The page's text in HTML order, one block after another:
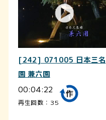
[242] 071005 日本三名
園 兼六園
00:04:22
再生回数：35